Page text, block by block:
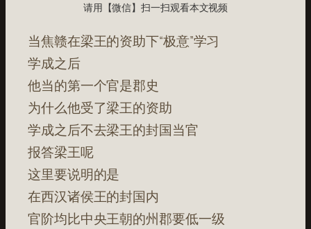
请用【微信】扫一扫观看本文视频
当焦赣在梁王的资助下“极意”学习
学成之后
他当的第一个官是郡史
为什么他受了梁王的资助
学成之后不去梁王的封国当官
报答梁王呢
这里要说明的是
在西汉诸侯王的封国内
官阶均比中央王朝的州郡要低一级